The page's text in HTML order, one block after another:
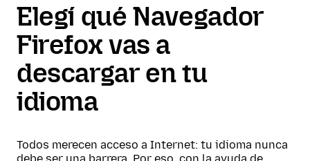
Elegí qué Navegador
Firefox vas a
descargar en tu
idioma
Todos merecen acceso a Internet: tu idioma nunca